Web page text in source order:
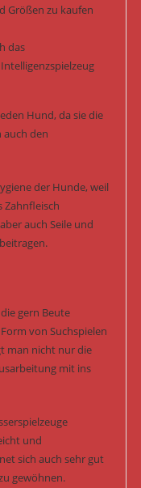
Größen zu kaufen
das
Hund, da sie die
auch den
der Hunde, weil
Zahnfleisch
auch Seile und
gern Beute
von Suchspielen
man nicht nur die
mit ins
und
sich auch sehr gut
gewöhnen.